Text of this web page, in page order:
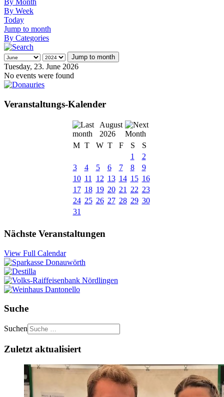
By Week
Today
Jump to month
By Categories
Jump to month
Tuesday, 23. June 2026
No events were found
Veranstaltungs-Kalender
August
2026
M T W T F S
S
1
2
3
4 5 6 7 8
9
10 11 12 13 14 15 16
17 18 19 20 21 22 23
24 25 26 27 28 29 30
31
Nächste Veranstaltungen
View Full Calendar
Suche
Suchen
Zuletzt aktualisiert